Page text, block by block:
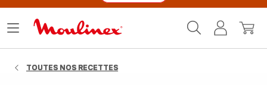
MonMon
Ouvrir
TOUTES NOS RECETTES